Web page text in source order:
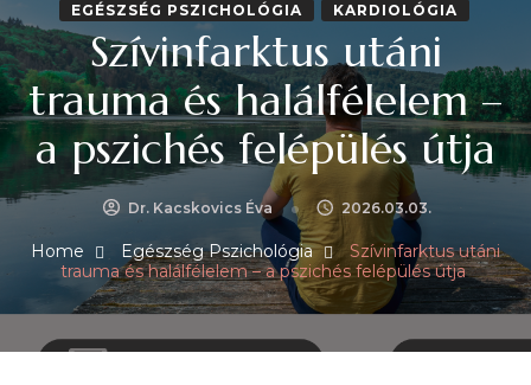
EGÉSZSÉG PSZICHOLÓGIA KARDIOLÓGIA
Szívinfarktus utáni
trauma és halálfélelem –
a pszichés felépülés útja
Dr. Kacskovics Éva 2026.03.03.
Home Egészség Pszichológia
Szívinfarktus utáni
trauma és halálfélelem – a pszichés felépülés útja